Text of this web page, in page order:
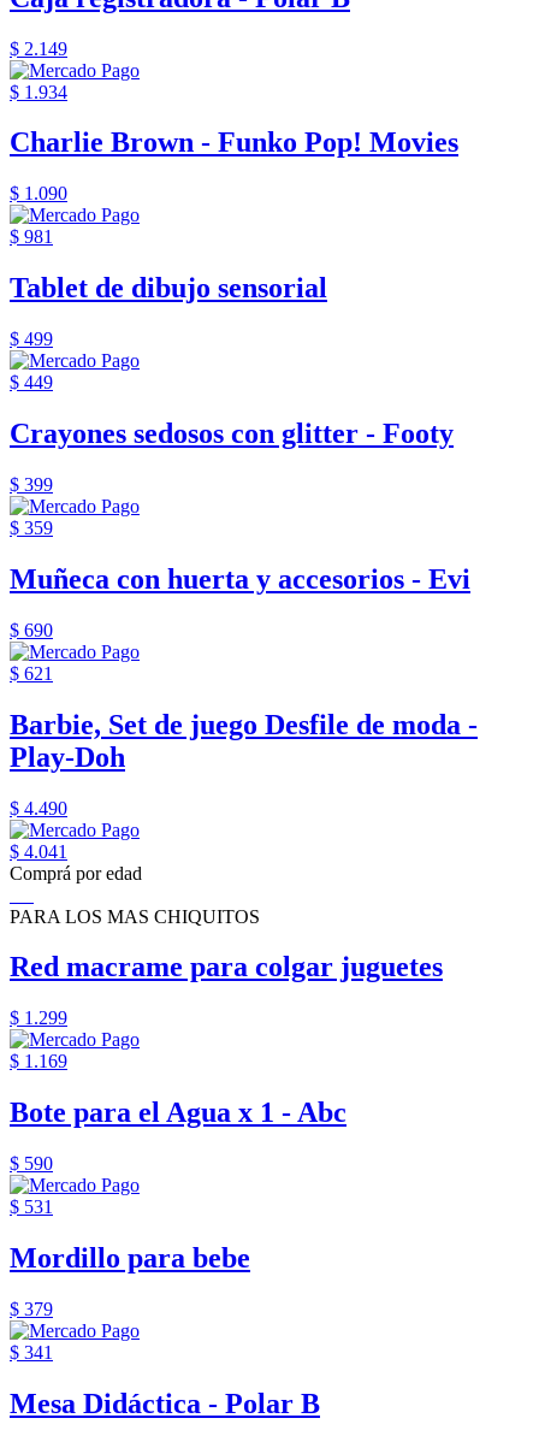
$ 2.149
$ 1.934
Charlie Brown - Funko Pop! Movies
$ 1.090
$ 981
Tablet de dibujo sensorial
$ 499
$ 449
Crayones sedosos con glitter - Footy
$ 399
$ 359
Muñeca con huerta y accesorios - Evi
$ 690
$ 621
Barbie, Set de juego Desfile de moda -
Play-Doh
$ 4.490
$ 4.041
Comprá por edad
PARA LOS MAS CHIQUITOS
Red macrame para colgar juguetes
$ 1.299
$ 1.169
Bote para el Agua x 1 - Abc
$ 590
$ 531
Mordillo para bebe
$ 379
$ 341
Mesa Didáctica - Polar B